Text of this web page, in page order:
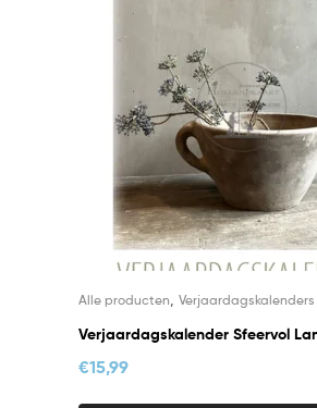
Alle producten Verjaardagskalenders
Verjaardagskalender Sfeervol
€15,99